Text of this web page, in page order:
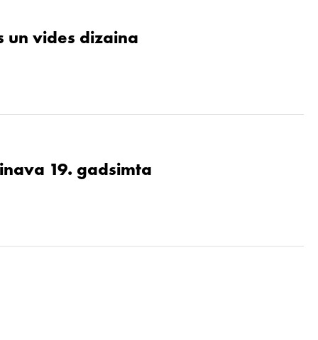
un vides dizaina
19. gadsimta